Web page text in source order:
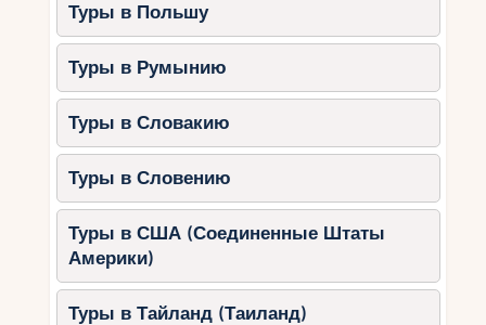
Туры в Польшу
Туры в Румынию
Туры в Словакию
Туры в Словению
Туры в США (Соединенные Штаты
Америки)
Туры в Тайланд (Таиланд)